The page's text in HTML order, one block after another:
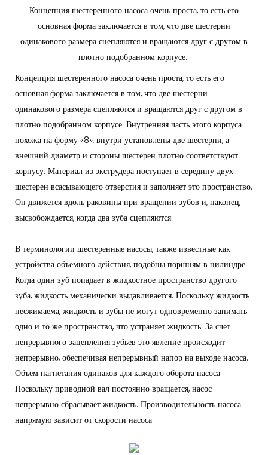
Концепция шестеренного насоса очень проста, то есть его
основная форма заключается в том, что две шестерни
одинакового размера сцепляются и вращаются друг с другом в
плотно подобранном корпусе.
Концепция шестеренного насоса очень проста, то есть его
основная форма заключается в том, что две шестерни
одинакового размера сцепляются и вращаются друг с другом в
плотно подобранном корпусе. Внутренняя часть этого корпуса
похожа на форму «8», внутри установлены две шестерни, а
внешний диаметр и стороны шестерен плотно соответствуют
корпусу. Материал из экструдера поступает в середину двух
шестерен всасывающего отверстия и заполняет это пространство.
Он движется вдоль раковины при вращении зубов и, наконец,
высвобождается, когда два зуба сцепляются.
В терминологии шестеренные насосы, также известные как
устройства объемного действия, подобны поршням в цилиндре.
Когда один зуб попадает в жидкостное пространство другого
зуба, жидкость механически выдавливается. Поскольку жидкость
несжимаема, жидкость и зубы не могут одновременно занимать
одно и то же пространство, что устраняет жидкость. За счет
непрерывного зацепления зубьев это явление происходит
непрерывно, обеспечивая непрерывный напор на выходе насоса.
Объем нагнетания одинаков для каждого оборота насоса.
Поскольку приводной вал постоянно вращается, насос
непрерывно сбрасывает жидкость. Производительность насоса
напрямую зависит от скорости насоса.